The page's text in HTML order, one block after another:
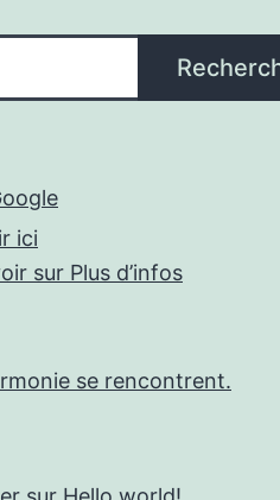
ici
sur Plus d’infos
se rencontrent.